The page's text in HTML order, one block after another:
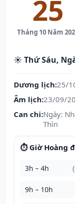
25
Tháng 10 Năm
☀️ Thứ Sáu,
Dương lịch:25/
Âm lịch:23/09/
Can chi:Ngày:
Thìn
⏱️ Giờ Hoàng
3h – 4h
9h – 10h